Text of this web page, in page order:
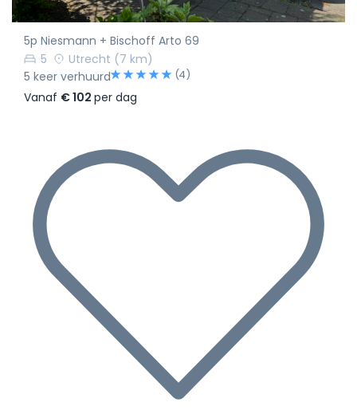
5p Niesmann + Bischoff Arto 69
5
Utrecht (7 km)
5 keer verhuurd
(4)
Vanaf € 102 per dag